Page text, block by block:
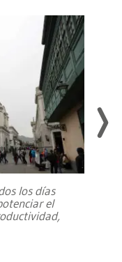
los días
el